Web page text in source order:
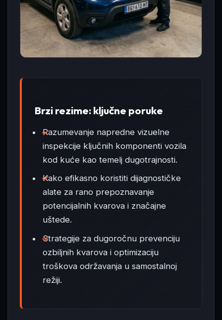
Brzi rezime: ključne poruke
Razumevanje napredne vizuelne
inspekcije ključnih komponenti vozila
kod kuće kao temelj dugotrajnosti.
Kako efikasno koristiti dijagnostičke
alate za rano prepoznavanje
potencijalnih kvarova i značajne
uštede.
Strategije za dugoročnu prevenciju
ozbiljnih kvarova i optimizaciju
troškova održavanja u samostalnoj
režiji.